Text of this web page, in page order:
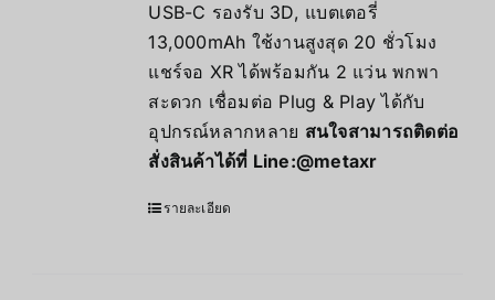
USB-C รองรับ 3D, แบตเตอรี่
13,000mAh ใช้งานสูงสุด 20 ชั่วโมง
แชร์จอ XR ได้พร้อมกัน 2 แว่น พกพา
สะดวก เชื่อมต่อ Plug & Play ได้กับ
อุปกรณ์หลากหลาย สนใจสามารถติดต่อ
สั่งสินค้าได้ที่ Line:@metaxr
รายละเอียด